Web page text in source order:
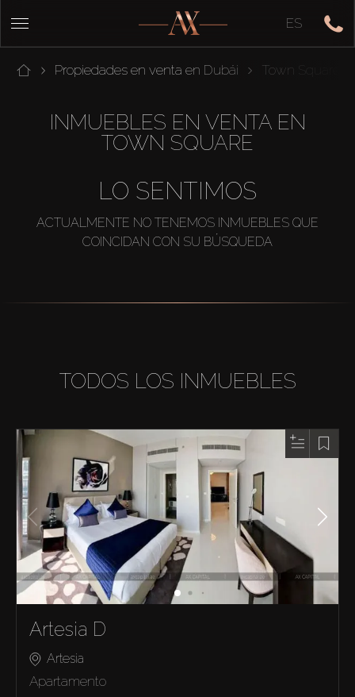
ES
Propiedades en venta en Dubái Town Square
INMUEBLES EN VENTA EN
TOWN SQUARE
LO SENTIMOS
ACTUALMENTE NO TENEMOS INMUEBLES QUE
COINCIDAN CON SU BÚSQUEDA
TODOS LOS INMUEBLES
Artesia D
Artesia
Apartamento